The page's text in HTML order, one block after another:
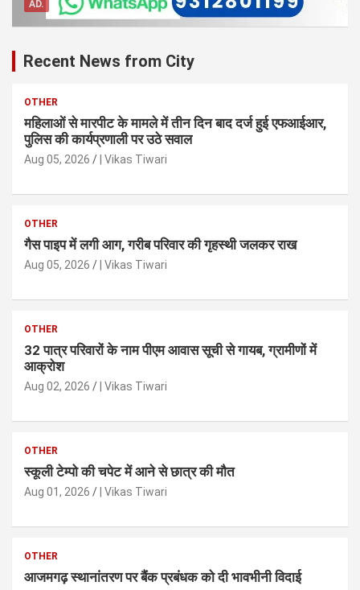
AD.
Recent News from City
OTHER
महिलाओं से मारपीट के मामले में तीन दिन बाद दर्ज हुई एफआईआर,
पुलिस की कार्यप्रणाली पर उठे सवाल
Aug 05, 2026 | Vikas Tiwari
OTHER
गैस पाइप में लगी आग, गरीब परिवार की गृहस्थी जलकर राख
Aug 05, 2026 | Vikas Tiwari
OTHER
32 पात्र परिवारों के नाम पीएम आवास सूची से गायब, ग्रामीणों में
आक्रोश
Aug 02, 2026 | Vikas Tiwari
OTHER
स्कूली टेम्पो की चपेट में आने से छात्र की मौत
Aug 01, 2026 | Vikas Tiwari
OTHER
आजमगढ़ स्थानांतरण पर बैंक प्रबंधक को दी भावभीनी विदाई